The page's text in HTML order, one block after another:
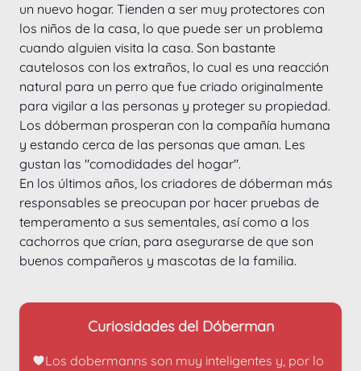
un nuevo hogar. Tienden a ser muy protectores con
los niños de la casa, lo que puede ser un problema
cuando alguien visita la casa. Son bastante
cautelosos con los extraños, lo cual es una reacción
natural para un perro que fue criado originalmente
para vigilar a las personas y proteger su propiedad.
Los dóberman prosperan con la compañía humana
y estando cerca de las personas que aman. Les
gustan las "comodidades del hogar".
En los últimos años, los criadores de dóberman más
responsables se preocupan por hacer pruebas de
temperamento a sus sementales, así como a los
cachorros que crían, para asegurarse de que son
buenos compañeros y mascotas de la familia.
Curiosidades del Dóberman
Los dobermanns son muy inteligentes y, por lo